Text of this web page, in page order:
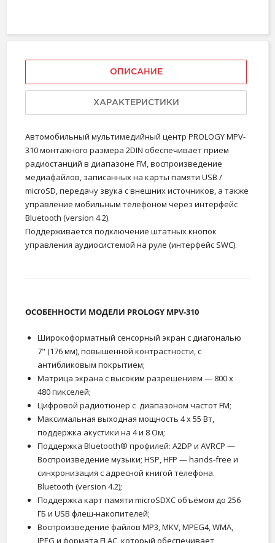
ОПИСАНИЕ
ХАРАКТЕРИСТИКИ
Автомобильный мультимедийный центр PROLOGY MPV-
310 монтажного размера 2DIN обеспечивает прием
радиостанций в диапазоне FM, воспроизведение
медиафайлов, записанных на карты памяти USB /
microSD, передачу звука с внешних источников, а также
управление мобильным телефоном через интерфейс
Bluetooth (version 4.2).
Поддерживается подключение штатных кнопок
управления аудиосистемой на руле (интерфейс SWC).
ОСОБЕННОСТИ МОДЕЛИ PROLOGY MPV-310
Широкоформатный сенсорный экран с диагональю
7" (176 мм), повышенной контрастности, с
антибликовым покрытием;
Матрица экрана с высоким разрешением — 800 х
480 пикселей;
Цифровой радиотюнер с диапазоном частот FM;
Максимальная выходная мощность 4 х 55 Вт,
поддержка акустики на 4 и 8 Ом;
Поддержка Bluetooth® профилей: A2DP и AVRCP —
Воспроизведение музыки; HSP, HFP — hands-free и
синхронизация с адресной книгой телефона.
Bluetooth (version 4.2);
Поддержка карт памяти microSDXC объёмом до 256
ГБ и USB флеш-накопителей;
Воспроизведение файлов MP3, MKV, MPEG4, WMA,
JPEG и формата FLAC, который обеспечивает